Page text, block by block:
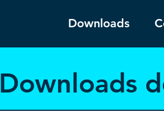
Downloads
Downloads